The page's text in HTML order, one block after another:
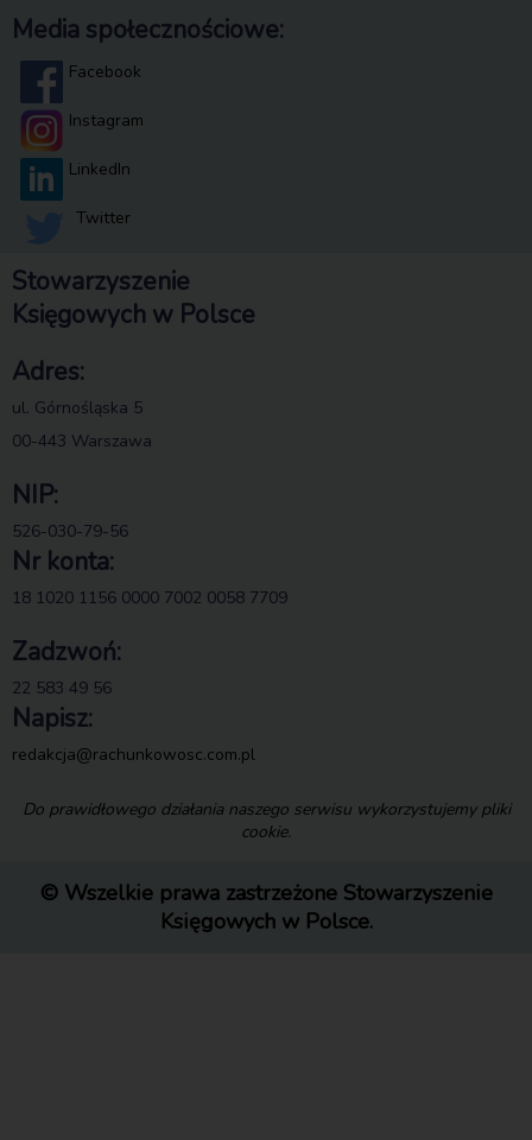
Media społecznościowe:
Facebook
Instagram
LinkedIn
Twitter
Stowarzyszenie
Księgowych w Polsce
Adres:
ul. Górnośląska 5
00-443 Warszawa
NIP:
526-030-79-56
Nr konta:
18 1020 1156 0000 7002 0058 7709
Zadzwoń:
22 583 49 56
Napisz:
redakcja@rachunkowosc.com.pl
Do prawidłowego działania naszego serwisu wykorzystujemy pliki
cookie.
© Wszelkie prawa zastrzeżone Stowarzyszenie
Księgowych w Polsce.